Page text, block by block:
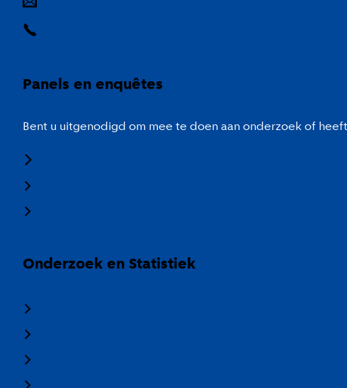
Panels en enquêtes
Bent u uitgenodigd om mee te doen aan onderzoek of
Onderzoek en Statistiek